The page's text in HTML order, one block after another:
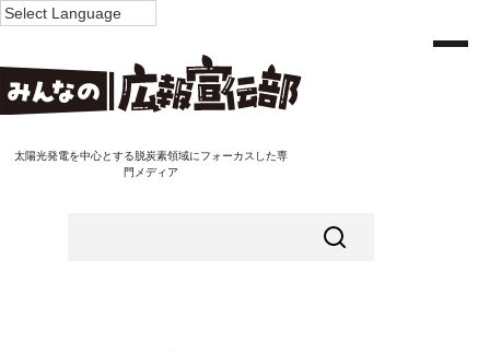
太陽光発電を中心とする脱炭素領域にフォーカスした専
門メディア